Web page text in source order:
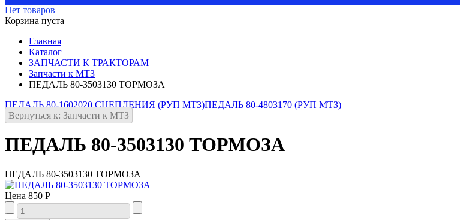
Нет товаров
Корзина пуста
Главная
Каталог
ЗАПЧАСТИ К ТРАКТОРАМ
Запчасти к МТЗ
ПЕДАЛЬ 80-3503130 ТОРМОЗА
ПЕДАЛЬ 80-1602020 СЦЕПЛЕНИЯ (РУП МТЗ)ПЕДАЛЬ 80-4803170 (РУП МТЗ)
Вернуться к: Запчасти к МТЗ
ПЕДАЛЬ 80-3503130 ТОРМОЗА
ПЕДАЛЬ 80-3503130 ТОРМОЗА
Цена 850 Р